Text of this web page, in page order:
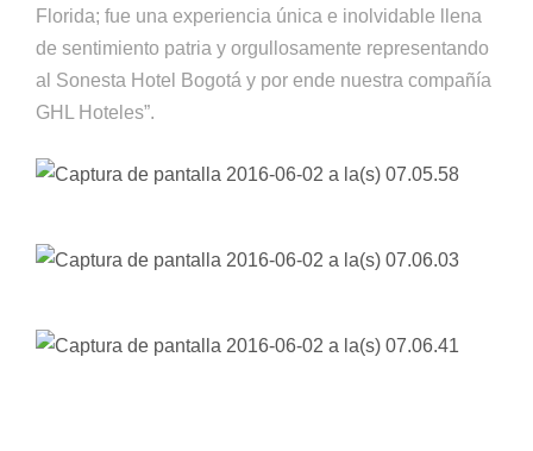
Florida; fue una experiencia única e inolvidable llena
de sentimiento patria y orgullosamente representando
al Sonesta Hotel Bogotá y por ende nuestra compañía
GHL Hoteles”.